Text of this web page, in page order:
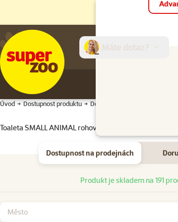
Úvod Dostupnost produktu Dostupnost produktu
Toaleta SMALL ANIMAL rohová 35cm
Dostupnost na prodejnách
Dostupnost na prodejnáchProdukt je skladem na 191